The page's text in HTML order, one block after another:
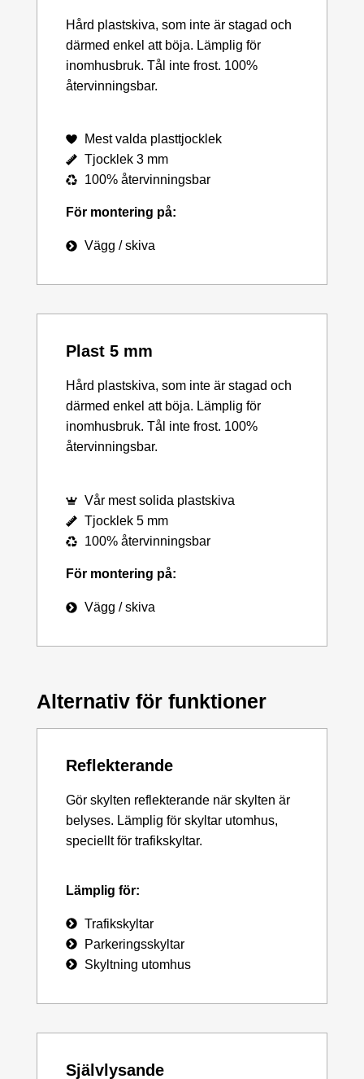
Hård plastskiva, som inte är stagad och
därmed enkel att böja. Lämplig för
inomhusbruk. Tål inte frost. 100%
återvinningsbar.
Mest valda plasttjocklek
Tjocklek 3 mm
100% återvinningsbar
För montering på:
Vägg / skiva
Plast 5 mm
Hård plastskiva, som inte är stagad och
därmed enkel att böja. Lämplig för
inomhusbruk. Tål inte frost. 100%
återvinningsbar.
Vår mest solida plastskiva
Tjocklek 5 mm
100% återvinningsbar
För montering på:
Vägg / skiva
Alternativ för funktioner
Reflekterande
Gör skylten reflekterande när skylten är
belyses. Lämplig för skyltar utomhus,
speciellt för trafikskyltar.
Lämplig för:
Trafikskyltar
Parkeringsskyltar
Skyltning utomhus
Självlysande